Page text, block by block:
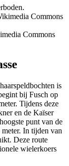
Commons
is
bij Fusch op
Tijdens deze
en de Kaïser
punt van de
In tijden van
Deze route
wielerkoers